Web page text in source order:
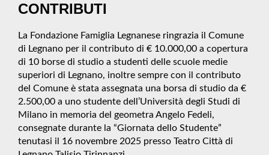
CONTRIBUTI
La Fondazione Famiglia Legnanese ringrazia il Comune
di Legnano per il contributo di € 10.000,00 a copertura
di 10 borse di studio a studenti delle scuole medie
superiori di Legnano, inoltre sempre con il contributo
del Comune è stata assegnata una borsa di studio da €
2.500,00 a uno studente dell’Università degli Studi di
Milano in memoria del geometra Angelo Fedeli,
consegnate durante la “Giornata dello Studente”
tenutasi il 16 novembre 2025 presso Teatro Città di